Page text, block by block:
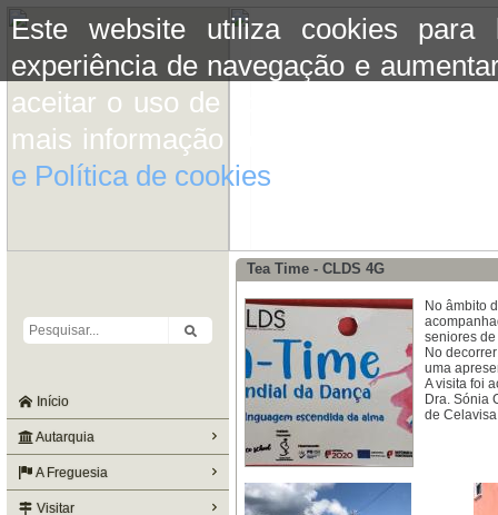
Este website utiliza cookies para
experiência de navegação e
aceitar o uso de cookies basta
mais informação consulte a
e Política de cookies
Início
Autarquia
A Freguesia
Visitar
Tea Time - CLDS 4G
No âmbito
seniores
No
uma
A visita foi
Dra. Sónia
de